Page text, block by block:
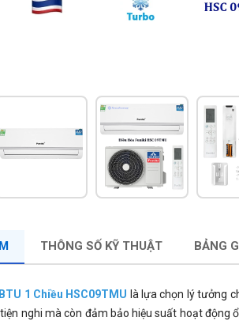
THÔNG SỐ KỸ THUẬT BẢNG
1 Chiều HSC09TMU là lựa chọn lý tưởng
nghi mà còn đảm bảo hiệu suất hoạt động